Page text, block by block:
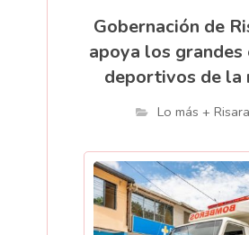
Gobernación de
apoya los grandes
deportivos de la
Lo más +